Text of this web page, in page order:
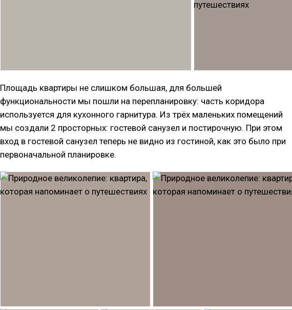
Площадь квартиры не слишком большая, для большей
функциональности мы пошли на перепланировку: часть коридора
используется для кухонного гарнитура. Из трёх маленьких помещений
мы создали 2 просторных: гостевой санузел и постирочную. При этом
вход в гостевой санузел теперь не видно из гостиной, как это было при
первоначальной планировке.